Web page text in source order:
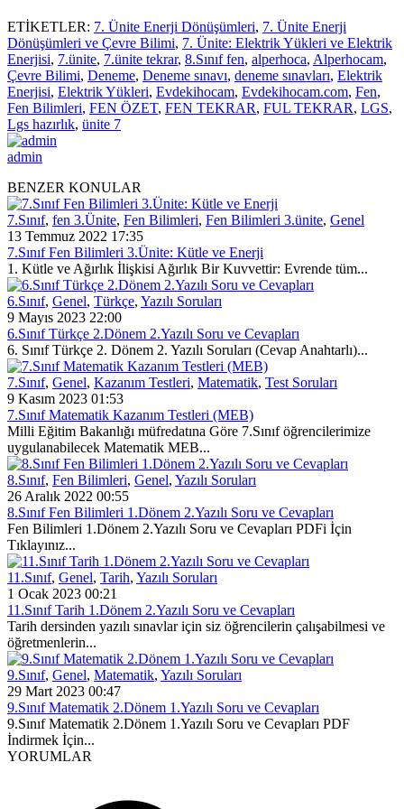
ETİKETLER: 7. Ünite Enerji Dönüşümleri, 7. Ünite Enerji
Dönüşümleri ve Çevre Bilimi, 7. Ünite: Elektrik Yükleri ve Elektrik
Enerjisi, 7.ünite, 7.ünite tekrar, 8.Sınıf fen, alperhoca, Alperhocam,
Çevre Bilimi, Deneme, Deneme sınavı, deneme sınavları, Elektrik
Enerjisi, Elektrik Yükleri, Evdekihocam, Evdekihocam.com, Fen,
Fen Bilimleri, FEN ÖZET, FEN TEKRAR, FUL TEKRAR, LGS,
Lgs hazırlık, ünite 7
admin
BENZER KONULAR
7.Sınıf, fen 3.Ünite, Fen Bilimleri, Fen Bilimleri 3.ünite, Genel
13 Temmuz 2022 17:35
7.Sınıf Fen Bilimleri 3.Ünite: Kütle ve Enerji
1. Kütle ve Ağırlık İlişkisi Ağırlık Bir Kuvvettir: Evrende tüm...
6.Sınıf, Genel, Türkçe, Yazılı Soruları
9 Mayıs 2023 22:00
6.Sınıf Türkçe 2.Dönem 2.Yazılı Soru ve Cevapları
6. Sınıf Türkçe 2. Dönem 2. Yazılı Soruları (Cevap Anahtarlı)...
7.Sınıf, Genel, Kazanım Testleri, Matematik, Test Soruları
9 Kasım 2023 01:53
7.Sınıf Matematik Kazanım Testleri (MEB)
Milli Eğitim Bakanlığı müfredatına Göre 7.Sınıf öğrencilerimize
uygulanabilecek Matematik MEB...
8.Sınıf, Fen Bilimleri, Genel, Yazılı Soruları
26 Aralık 2022 00:55
8.Sınıf Fen Bilimleri 1.Dönem 2.Yazılı Soru ve Cevapları
Fen Bilimleri 1.Dönem 2.Yazılı Soru ve Cevapları PDFi İçin
Tıklayınız...
11.Sınıf, Genel, Tarih, Yazılı Soruları
1 Ocak 2023 00:21
11.Sınıf Tarih 1.Dönem 2.Yazılı Soru ve Cevapları
Tarih dersinden yazılı sınavlar için siz öğrencilerin çalışabilmesi ve
öğretmenlerin...
9.Sınıf, Genel, Matematik, Yazılı Soruları
29 Mart 2023 00:47
9.Sınıf Matematik 2.Dönem 1.Yazılı Soru ve Cevapları
9.Sınıf Matematik 2.Dönem 1.Yazılı Soru ve Cevapları PDF
İndirmek İçin...
YORUMLAR